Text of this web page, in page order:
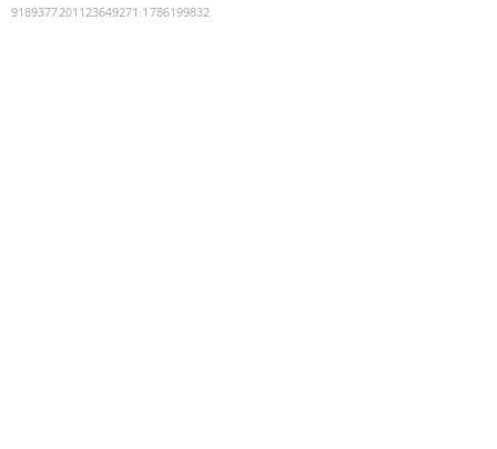
9189377201123649271 :1786199832